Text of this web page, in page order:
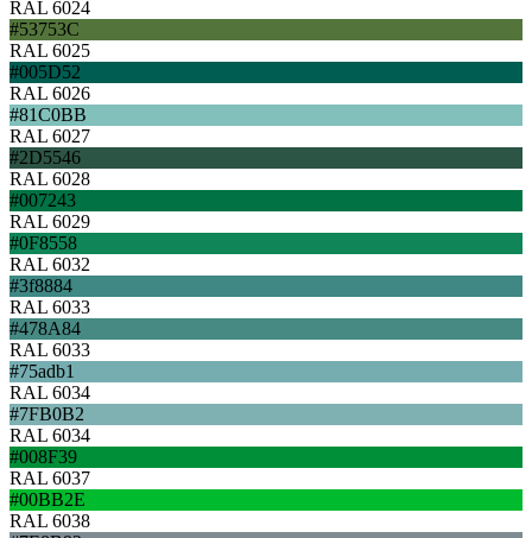
RAL 6024
#53753C
RAL 6025
#005D52
RAL 6026
#81C0BB
RAL 6027
#2D5546
RAL 6028
#007243
RAL 6029
#0F8558
RAL 6032
#3f8884
RAL 6033
#478A84
RAL 6033
#75adb1
RAL 6034
#7FB0B2
RAL 6034
#008F39
RAL 6037
#00BB2E
RAL 6038